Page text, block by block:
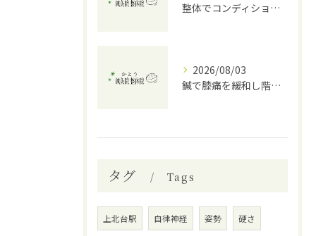
整体でコンディションを整える東京都東大和市上北台での選び方と活用ポイント
2026/08/03
鍼で膝痛を緩和し階段も楽に乗り越えるための実践ガイド
タグ Tags
上北台駅 自律神経 姿勢 硬さ